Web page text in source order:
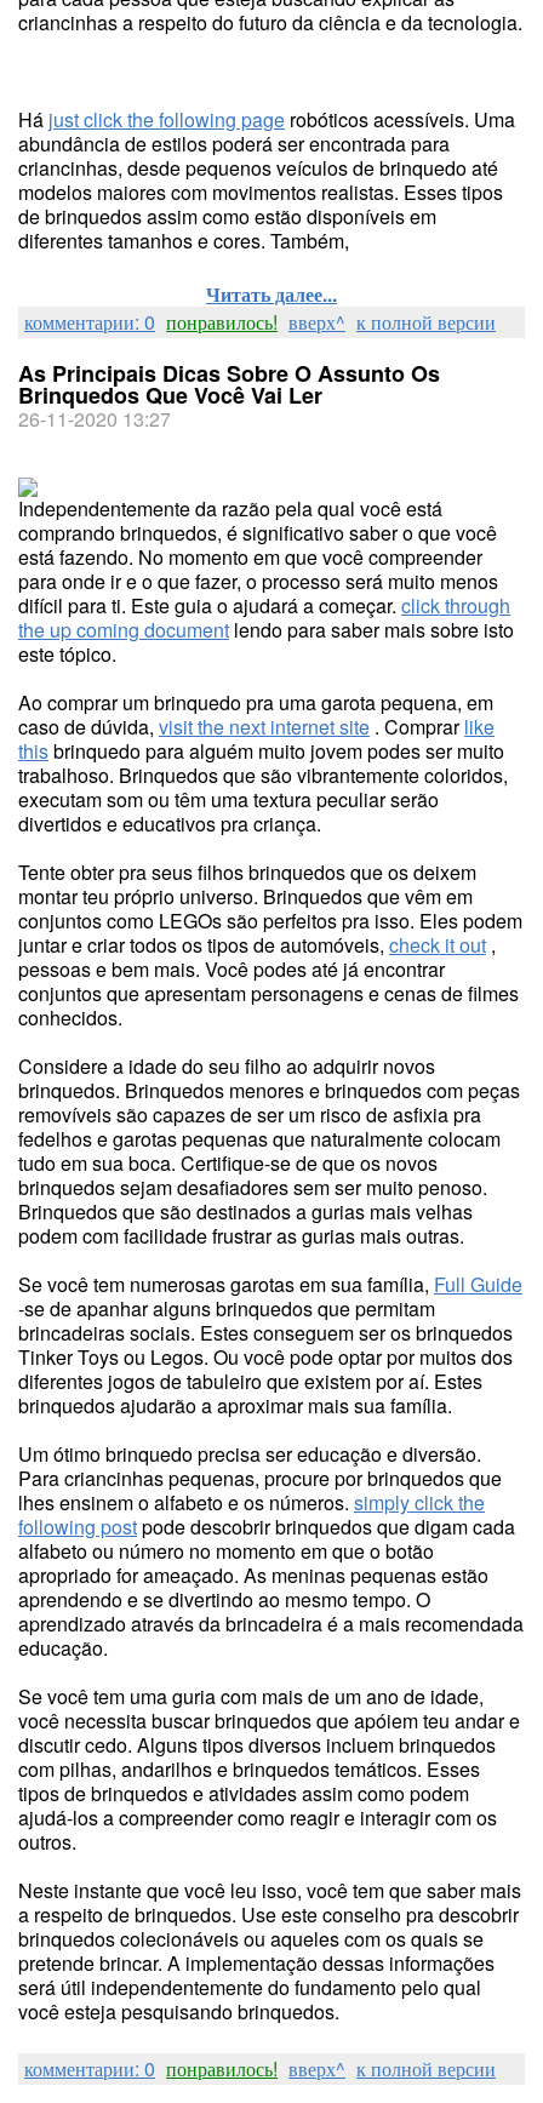
criancinhas a respeito do futuro da ciência e da tecnologia.
Há just click the following page robóticos acessíveis. Uma
abundância de estilos poderá ser encontrada para
criancinhas, desde pequenos veículos de brinquedo até
modelos maiores com movimentos realistas. Esses tipos
de brinquedos assim como estão disponíveis em
diferentes tamanhos e cores. Também,
Читать далее...
комментарии: 0 понравилось! вверх^ к полной версии
As Principais Dicas Sobre O Assunto Os
Brinquedos Que Você Vai Ler
26-11-2020 13:27
Independentemente da razão pela qual você está
comprando brinquedos, é significativo saber o que você
está fazendo. No momento em que você compreender
para onde ir e o que fazer, o processo será muito menos
difícil para ti. Este guia o ajudará a começar. click through
the up coming document lendo para saber mais sobre isto
este tópico.
Ao comprar um brinquedo pra uma garota pequena, em
caso de dúvida, visit the next internet site . Comprarlike
thisbrinquedo para alguém muito jovem podes ser muito
trabalhoso. Brinquedos que são vibrantemente coloridos,
executam som ou têm uma textura peculiar serão
divertidos e educativos pra criança.
Tente obter pra seus filhos brinquedos que os deixem
montar teu próprio universo. Brinquedos que vêm em
conjuntos como LEGOs são perfeitos pra isso. Eles podem
juntar e criar todos os tipos de automóveis, check it out ,
pessoas e bem mais. Você podes até já encontrar
conjuntos que apresentam personagens e cenas de filmes
conhecidos.
Considere a idade do seu filho ao adquirir novos
brinquedos. Brinquedos menores e brinquedos com peças
removíveis são capazes de ser um risco de asfixia pra
fedelhos e garotas pequenas que naturalmente colocam
tudo em sua boca. Certifique-se de que os novos
brinquedos sejam desafiadores sem ser muito penoso.
Brinquedos que são destinados a gurias mais velhas
podem com facilidade frustrar as gurias mais outras.
Se você tem numerosas garotas em sua família, Full Guide
-se de apanhar alguns brinquedos que permitam
brincadeiras sociais. Estes conseguem ser os brinquedos
Tinker Toys ou Legos. Ou você pode optar por muitos dos
diferentes jogos de tabuleiro que existem por aí. Estes
brinquedos ajudarão a aproximar mais sua família.
Um ótimo brinquedo precisa ser educação e diversão.
Para criancinhas pequenas, procure por brinquedos que
lhes ensinem o alfabeto e os números. simply click the
following postpode descobrir brinquedos que digam cada
alfabeto ou número no momento em que o botão
apropriado for ameaçado. As meninas pequenas estão
aprendendo e se divertindo ao mesmo tempo. O
aprendizado através da brincadeira é a mais recomendada
educação.
Se você tem uma guria com mais de um ano de idade,
você necessita buscar brinquedos que apóiem teu andar e
discutir cedo. Alguns tipos diversos incluem brinquedos
com pilhas, andarilhos e brinquedos temáticos. Esses
tipos de brinquedos e atividades assim como podem
ajudá-los a compreender como reagir e interagir com os
outros.
Neste instante que você leu isso, você tem que saber mais
a respeito de brinquedos. Use este conselho pra descobrir
brinquedos colecionáveis ou aqueles com os quais se
pretende brincar. A implementação dessas informações
será útil independentemente do fundamento pelo qual
você esteja pesquisando brinquedos.
комментарии: 0 понравилось! вверх^ к полной версии